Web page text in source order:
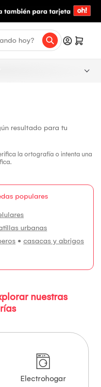
resultado para tu
la ortografía o intenta una
populares
urbanas
• casacas y abrigos
nuestras
Electrohogar